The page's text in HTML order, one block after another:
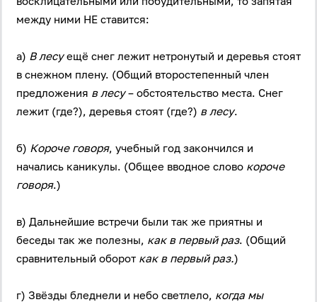
между ними НЕ ставится:
а) В лесуещё снег лежит нетронутый и деревья стоят
в снежном плену. (Общий второстепенный член
предложения в лесу– обстоятельство места. Снег
лежит (где?), деревья стоят (где?) в лесу.
б) Короче говоря, учебный год закончился и
начались каникулы. (Общее вводное слово короче
говоря.)
в) Дальнейшие встречи были так же приятны и
беседы так же полезны, как в первый раз. (Общий
сравнительный оборот как в первый раз.)
г) Звёзды бледнели и небо светлело, когда мы